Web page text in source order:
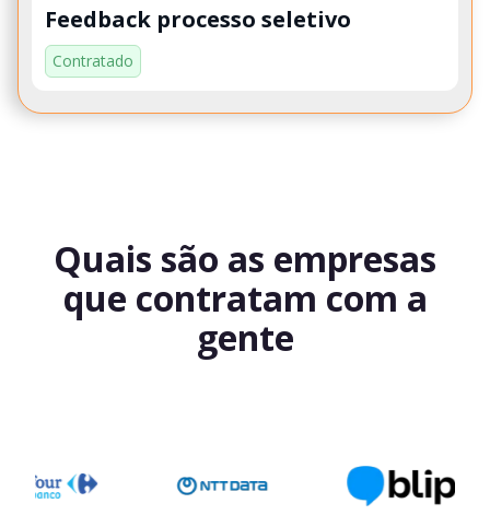
Feedback processo seletivo
Contratado
Quais são as empresas
que contratam com a
gente